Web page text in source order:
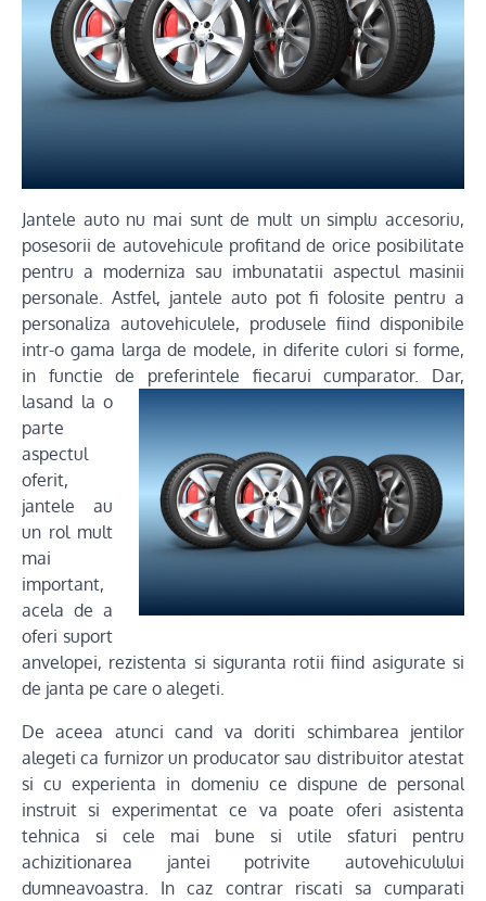
Jantele auto nu mai sunt de mult un simplu accesoriu,
posesorii de autovehicule profitand de orice posibilitate
pentru a moderniza sau imbunatatii aspectul masinii
personale. Astfel, jantele auto pot fi folosite pentru a
personaliza autovehiculele, produsele fiind disponibile
intr-o gama larga de modele, in diferite culori si forme,
in functie de preferintele fiecarui cumparator. Dar,
lasand la o
parte
aspectul
oferit,
jantele au
un rol mult
mai
important,
acela de a
oferi suport
anvelopei, rezistenta si siguranta rotii fiind asigurate si
de janta pe care o alegeti.
De aceea atunci cand va doriti schimbarea jentilor
alegeti ca furnizor un producator sau distribuitor atestat
si cu experienta in domeniu ce dispune de personal
instruit si experimentat ce va poate oferi asistenta
tehnica si cele mai bune si utile sfaturi pentru
achizitionarea jantei potrivite autovehiculului
dumneavoastra. In caz contrar riscati sa cumparati